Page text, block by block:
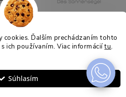
cookies. Ďalším prechádzaním tohto
ich používaním. Viac informáciítu.
Súhlasím